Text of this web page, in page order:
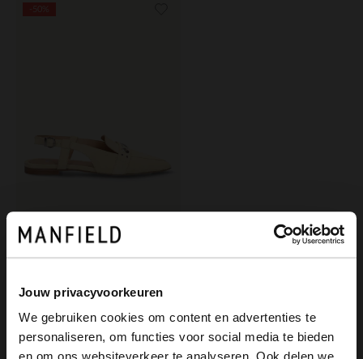
Jouw privacyvoorkeuren
We gebruiken cookies om content en advertenties te
personaliseren, om functies voor social media te bieden
Manfield
Gelbe Slingbacks aus Veloursleder